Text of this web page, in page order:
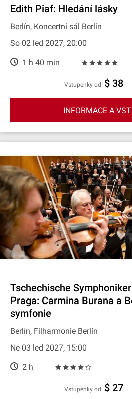
Edith Piaf: Hledání lásky
Berlín, Koncertní sál Berlín
So 02 led 2027, 20:00
1 h 40 min
Vstupenky od $ 38
INFORMACE A
Tschechische
Praga: Carmina Burana a
symfonie
Berlín, Filharmonie Berlín
Ne 03 led 2027, 15:00
2 h
Vstupenky od $ 27